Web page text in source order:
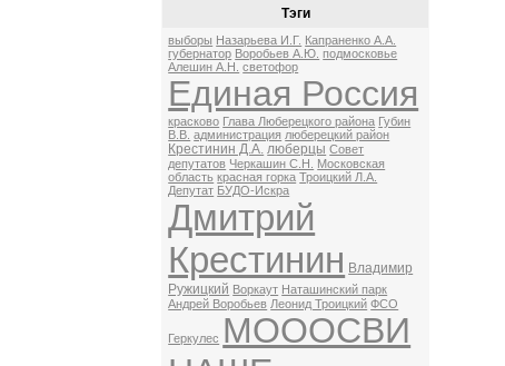
Тэги
выборы Назарьева И.Г. Капраненко А.А.
губернатор Воробьев А.Ю. подмосковье
Алешин А.Н.
светофор
Единая Россия
красково Глава Люберецкого района Губин
В.В. администрация люберецкий район
Крестинин Д.А. люберцы Совет
депутатов Черкашин С.Н.
Московская
область красная горка Троицкий Л.А.
Депутат БУДО-Искра
Дмитрий
Крестинин Владимир
Ружицкий Воркаут Наташинский парк
Андрей Воробьев Леонид Троицкий ФСО
Геркулес МОООСВИ